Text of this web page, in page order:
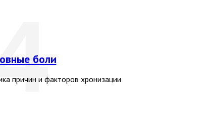
боли
причин и факторов хронизации